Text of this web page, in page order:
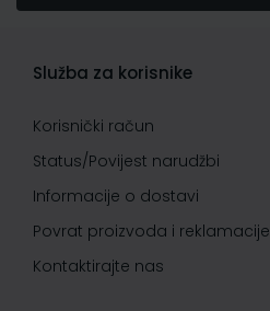
Služba za korisnike
Korisnički račun
Status/Povijest narudžbi
Informacije o dostavi
Povrat proizvoda i reklamacije
Kontaktirajte nas